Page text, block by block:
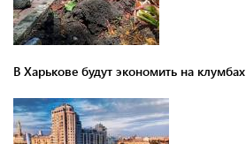
В Харькове будут экономить на клумбах